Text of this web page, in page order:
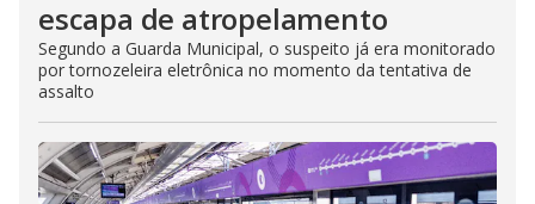
escapa de atropelamento
Segundo a Guarda Municipal, o suspeito já era monitorado
por tornozeleira eletrônica no momento da tentativa de
assalto